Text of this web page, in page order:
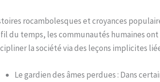
rocambolesques et croyances
du temps, les communautés humaines
la société via des leçons implicites
Le gardien des âmes perdues : Dans